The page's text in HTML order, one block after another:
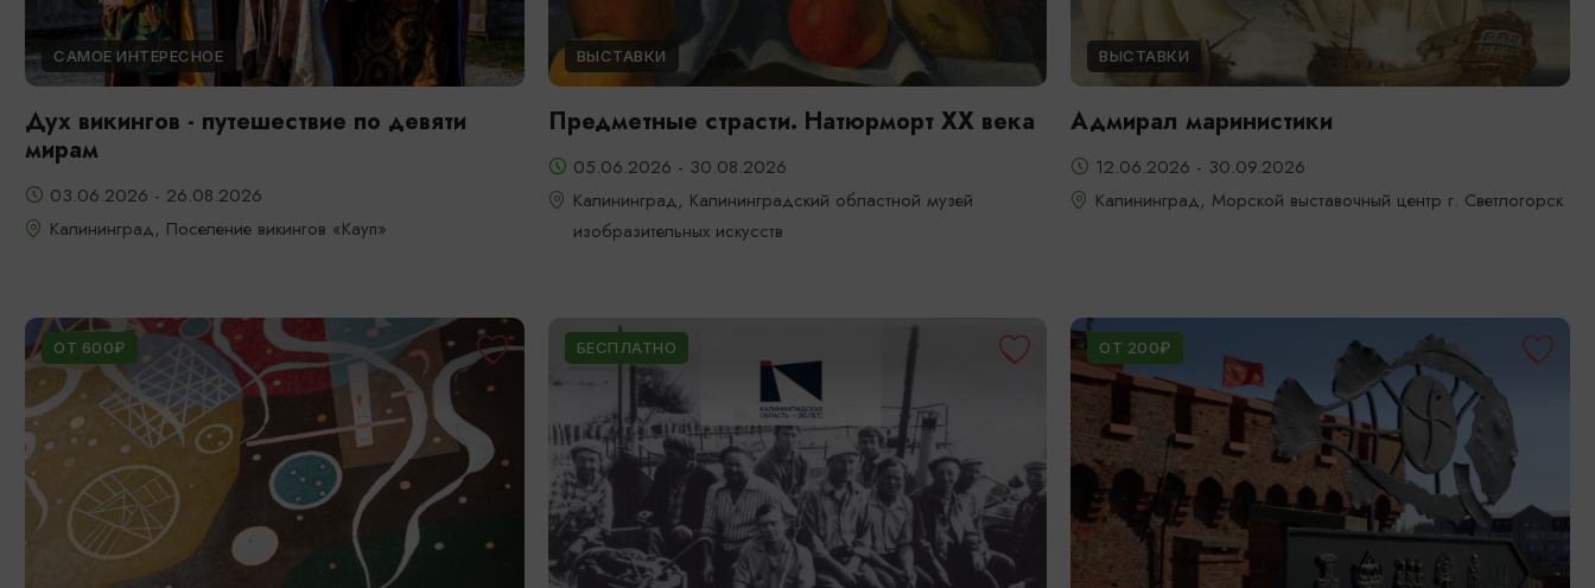
САМОЕ ИНТЕРЕСНОЕ
Дух викингов - путешествие по девяти
мирам
03.06.2026 - 26.08.2026
Калининград, Поселение викингов «Кауп»
ВЫСТАВКИ
Предметные страсти. Натюрморт XX века
05.06.2026 - 30.08.2026
Калининград, Калининградский областной музей
изобразительных искусств
ВЫСТАВКИ
Адмирал маринистики
12.06.2026 - 30.09.2026
Калининград, Морской выставочный центр г. Светлогорск
ОТ 600₽ БЕСПЛАТНО ОТ 200₽